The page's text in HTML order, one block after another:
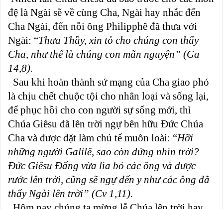
đệ là Ngài sẽ về cùng Cha, Ngài hay nhắc đến
Cha Ngài, đến nỗi ông Philipphê đã thưa với
Ngài: “Thưa Thầy, xin tỏ cho chúng con thấy
Cha, như thế là chúng con mãn nguyện” (Ga
14,8).
Sau khi hoàn thành sứ mạng của Cha giao phó
là chịu chết chuộc tội cho nhân loại và sống lại,
để phục hồi cho con người sự sống mới, thì
Chúa Giêsu đã lên trời ngự bên hữu Đức Chúa
Cha và được đặt làm chủ tể muôn loài: “Hỡi
những người Galilê, sao còn đứng nhìn trời?
Đức Giêsu Đấng vừa lìa bỏ các ông và được
rước lên trời, cũng sẽ ngự đến y như các ông đã
thấy Ngài lên trời” (Cv 1,11).